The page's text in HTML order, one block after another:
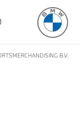
B.V.